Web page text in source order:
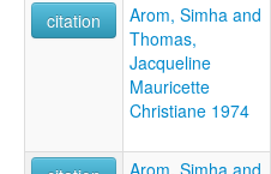
citation
Arom, Simha and
Thomas,
Jacqueline
Mauricette
Christiane 1974